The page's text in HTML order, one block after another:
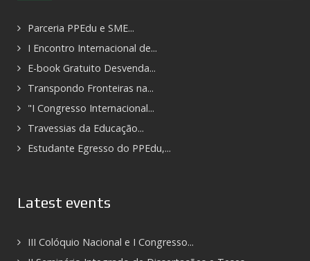
Parceria PPEdu e SME...
I Encontro Internacional de...
E-book Gratuito Desvenda...
Transpondo Fronteiras na...
"I Congresso Internacional...
Travessias da Educação...
Estudante Egresso do PPEdu,...
Latest events
III Colóquio Nacional e I Congresso...